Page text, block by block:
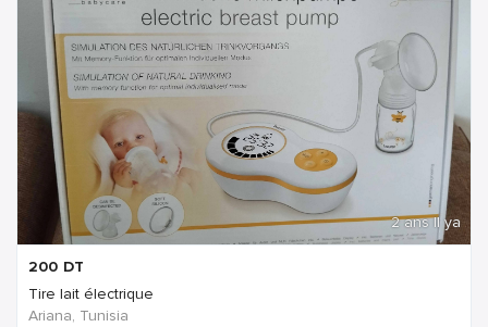
2 ans Il ya
200 DT
Tire lait électrique
Ariana, Tunisia